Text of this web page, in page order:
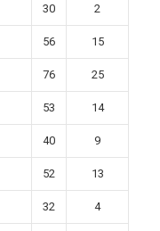
30 2
56 15
76 25
53 14
40 9
52 13
32 4